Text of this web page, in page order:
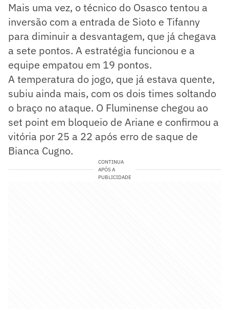
Mais uma vez, o técnico do Osasco tentou a
inversão com a entrada de Sioto e Tifanny
para diminuir a desvantagem, que já chegava
a sete pontos. A estratégia funcionou e a
equipe empatou em 19 pontos.
A temperatura do jogo, que já estava quente,
subiu ainda mais, com os dois times soltando
o braço no ataque. O Fluminense chegou ao
set point em bloqueio de Ariane e confirmou a
vitória por 25 a 22 após erro de saque de
Bianca Cugno.
CONTINUA
APÓS A
PUBLICIDADE